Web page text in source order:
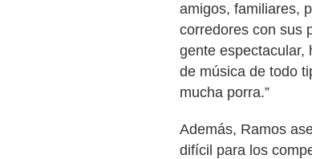
amigos, familiares,
corredores con sus
gente espectacular,
de música de todo
mucha porra.”
Además, Ramos
difícil para los